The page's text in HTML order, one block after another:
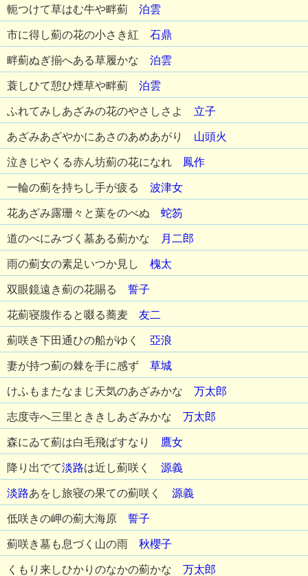
軛つけて草はむ牛や畔薊 泊雲
市に得し薊の花の小さき紅 石鼎
畔薊ぬぎ揃へある草履かな 泊雲
蓑しひて憩ひ煙草や畔薊 泊雲
ふれてみしあざみの花のやさしさよ 立子
あざみあざやかにあさのあめあがり 山頭火
泣きじやくる赤ん坊薊の花になれ 鳳作
一輪の薊を持ちし手が疲る 波津女
花あざみ露珊々と葉をのべぬ 蛇笏
道のべにみづく墓ある薊かな 月二郎
雨の薊女の素足いつか見し 槐太
双眼鏡遠き薊の花賜る 誓子
花薊寝腹作ると啜る蕎麦 友二
薊咲き下田通ひの船がゆく 亞浪
妻が持つ薊の棘を手に感ず 草城
けふもまたなまじ天気のあざみかな 万太郎
志度寺へ三里とききしあざみかな 万太郎
森にゐて薊は白毛飛ばすなり 鷹女
降り出でて淡路は近し薊咲く 源義
淡路あをし旅寝の果ての薊咲く 源義
低咲きの岬の薊大海原 誓子
薊咲き墓も息づく山の雨 秋櫻子
くもり来しひかりのなかの薊かな 万太郎